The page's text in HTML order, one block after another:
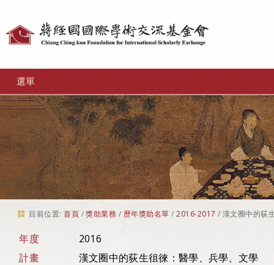
選單
目前位置: 首頁 /獎助業務 / 歷年獎助名單 /2016-2017 / 漢文圈中的荻
年度
2016
計畫
漢文圈中的荻生徂徠：醫學、兵學、文學